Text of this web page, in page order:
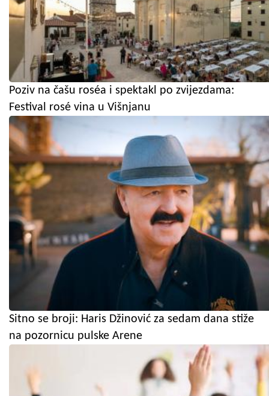
Poziv na čašu roséa i spektakl po zvijezdama:
Festival rosé vina u Višnjanu
Sitno se broji: Haris Džinović za sedam dana stiže
na pozornicu pulske Arene